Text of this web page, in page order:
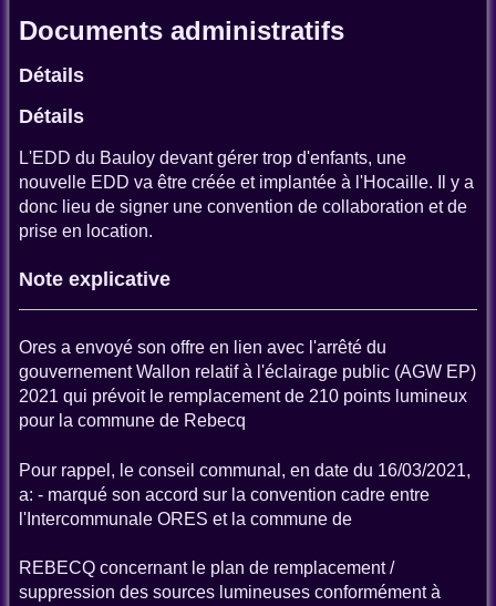
Documents administratifs
Détails
Détails
L'EDD du Bauloy devant gérer trop d'enfants, une
nouvelle EDD va être créée et implantée à l'Hocaille. Il y a
donc lieu de signer une convention de collaboration et de
prise en location.
Note explicative
Ores a envoyé son offre en lien avec l'arrêté du
gouvernement Wallon relatif à l'éclairage public (AGW EP)
2021 qui prévoit le remplacement de 210 points lumineux
pour la commune de Rebecq
Pour rappel, le conseil communal, en date du 16/03/2021,
a: - marqué son accord sur la convention cadre entre
l'Intercommunale ORES et la commune de
REBECQ concernant le plan de remplacement /
suppression des sources lumineuses conformément à